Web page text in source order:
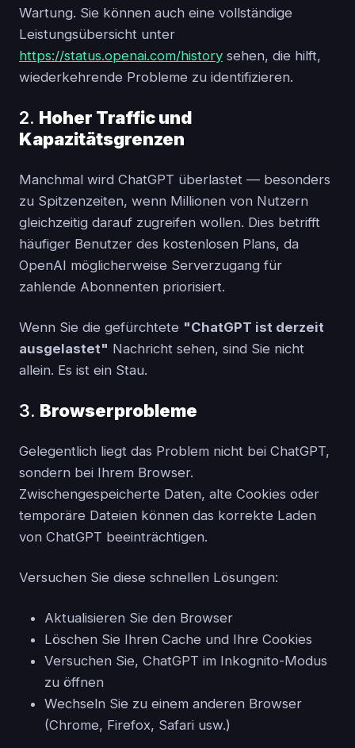
Wartung. Sie können auch eine vollständige
Leistungsübersicht unter
https://status.openai.com/history sehen, die hilft,
wiederkehrende Probleme zu identifizieren.
2. Hoher Traffic und
Kapazitätsgrenzen
Manchmal wird ChatGPT überlastet — besonders
zu Spitzenzeiten, wenn Millionen von Nutzern
gleichzeitig darauf zugreifen wollen. Dies betrifft
häufiger Benutzer des kostenlosen Plans, da
OpenAI möglicherweise Serverzugang für
zahlende Abonnenten priorisiert.
Wenn Sie die gefürchtete "ChatGPT ist derzeit
ausgelastet" Nachricht sehen, sind Sie nicht
allein. Es ist ein Stau.
3. Browserprobleme
Gelegentlich liegt das Problem nicht bei ChatGPT,
sondern bei Ihrem Browser.
Zwischengespeicherte Daten, alte Cookies oder
temporäre Dateien können das korrekte Laden
von ChatGPT beeinträchtigen.
Versuchen Sie diese schnellen Lösungen:
Aktualisieren Sie den Browser
Löschen Sie Ihren Cache und Ihre Cookies
Versuchen Sie, ChatGPT im Inkognito-Modus
zu öffnen
Wechseln Sie zu einem anderen Browser
(Chrome, Firefox, Safari usw.)